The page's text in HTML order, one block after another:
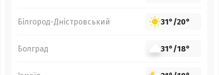
Білгород-Дністровський 31°/20°
Болград 31°/18°